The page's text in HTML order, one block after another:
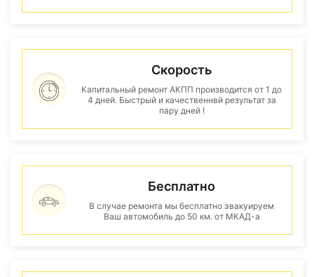
Скорость
Капитальный ремонт АКПП производится от 1 до
4 дней. Быстрый и качественнвй результат за
пару дней !
Бесплатно
В случае ремонта мы бесплатно эвакуируем
Ваш автомобиль до 50 км. от МКАД-а